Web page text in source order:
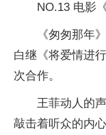
NO.13 电影
《匆匆那年
白继《将爱情进
次合作。
王菲动人的
敲击着听众的内